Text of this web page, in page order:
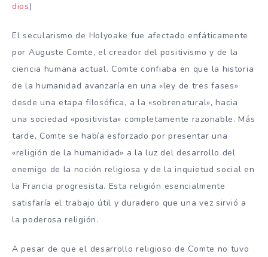
dios)
El secularismo de Holyoake fue afectado enfáticamente
por Auguste Comte, el creador del positivismo y de la
ciencia humana actual. Comte confiaba en que la historia
de la humanidad avanzaría en una «ley de tres fases»
desde una etapa filosófica, a la «sobrenatural», hacia
una sociedad «positivista» completamente razonable. Más
tarde, Comte se había esforzado por presentar una
«religión de la humanidad» a la luz del desarrollo del
enemigo de la noción religiosa y de la inquietud social en
la Francia progresista. Esta religión esencialmente
satisfaría el trabajo útil y duradero que una vez sirvió a
la poderosa religión.
A pesar de que el desarrollo religioso de Comte no tuvo